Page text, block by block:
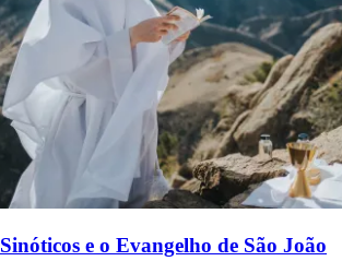
e o Evangelho de São João